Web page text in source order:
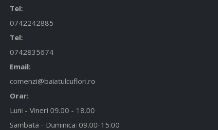
Tel:
0742242885
Tel:
0742835674
Email:
comenzi@baiatulcuflori.ro
Orar:
Luni - Vineri 09.00 - 18.00
Sambata - Duminica: 09.00-15.00